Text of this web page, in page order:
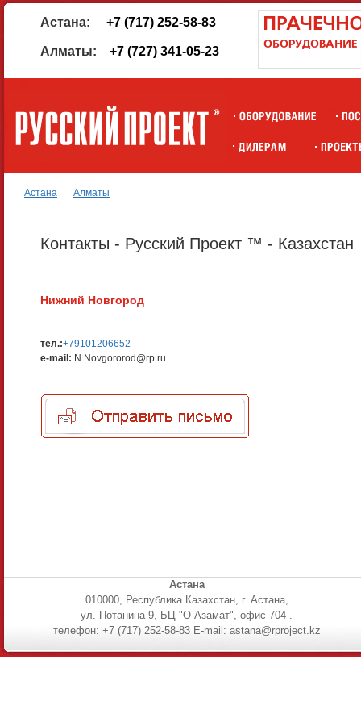
Астана: +7 (717) 252-58-83
Алматы: +7 (727) 341-05-23
Астана Алматы
Контакты - Русский Проект ™ - Казахстан
Нижний Новгород
тел.:+79101206652
e-mail: N.Novgororod@rp.ru
Астана
010000, Республика Казахстан, г. Астана,
ул. Потанина 9, БЦ "О Азамат", офис 704 .
телефон: +7 (717) 252-58-83 E-mail: astana@rproject.kz